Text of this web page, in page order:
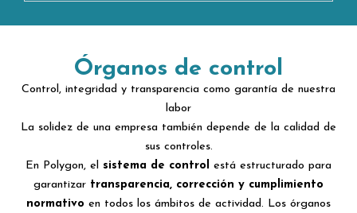
Órganos de control
Control, integridad y transparencia como garantía de nuestra
labor
La solidez de una empresa también depende de la calidad de
sus controles.
En Polygon, el sistema de control está estructurado para
garantizar transparencia, corrección y cumplimiento
normativo en todos los ámbitos de actividad. Los órganos